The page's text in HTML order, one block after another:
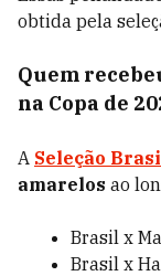
obtida pela
Quem
na Copa de
A Seleção
amarelos ao
Brasil x
Brasil x